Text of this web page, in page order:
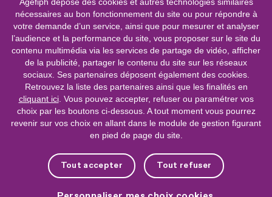
nécessaires au bon fonctionnement du site ou pour répondre à
votre demande d’un service, ainsi que pour mesurer et analyser
l’audience et la performance du site, vous proposer sur le site du
contenu multimédia via les services de partage de vidéo, afficher
de la publicité, partager le contenu du site sur les réseaux
sociaux. Ses partenaires déposent également des cookies.
Retrouvez la liste des partenaires ainsi que les finalités en
cliquant ici. Vous pouvez accepter, refuser ou paramétrer vos
choix par les boutons ci-dessous. A tout moment vous pourrez
revenir sur vos choix en allant dans le module de gestion figurant
en pied de page du site.
Tout accepter Tout refuser
Nous suivre
Youtube
Linkedin
Facebook
0 800 11 10 09
Service &
appel gratuits
Nous contacter
Plateforme de mise en contact LSF